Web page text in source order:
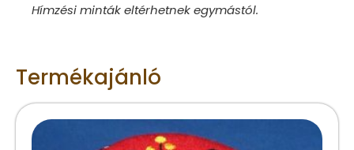
Hímzési minták eltérhetnek egymástól.
Termékajánló